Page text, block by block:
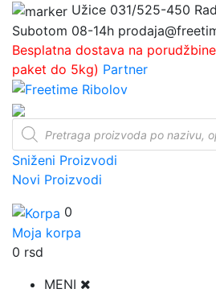
Užice 031/525-450
Subotom 08-14h
Besplatna dostava na
paket do 5kg) Partner
Products
search
Sniženi Proizvodi
Novi Proizvodi
0
Moja korpa
0 rsd
MENI